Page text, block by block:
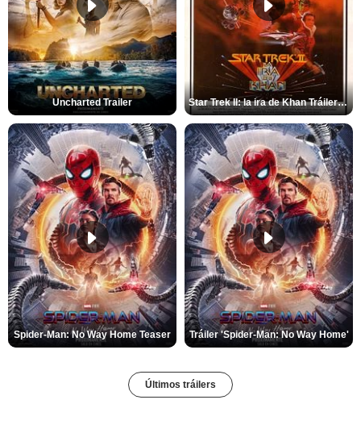
Uncharted Trailer Star Trek II: la ira de Khan Tráiler VO
Spider-Man: No Way Home Teaser Tráiler 'Spider-Man: No Way Home'
Últimos tráilers